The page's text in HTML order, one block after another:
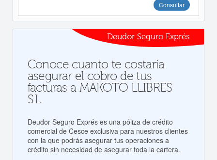
Consultar
Deudor Seguro Exprés
Conoce cuanto te costaría
asegurar el cobro de tus
facturas a MAKOTO LLIBRES
S.L.
Deudor Seguro Exprés es una póliza de crédito
comercial de Cesce exclusiva para nuestros clientes
con la que podrás asegurar tus operaciones a
crédito sin necesidad de asegurar toda la cartera.